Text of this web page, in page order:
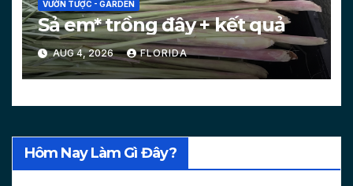
VƯỜN TƯỢC - GARDEN
Sả em* trồng đây + kết quả
AUG 4, 2026 FLORIDA
Hôm Nay Làm Gì Đây?